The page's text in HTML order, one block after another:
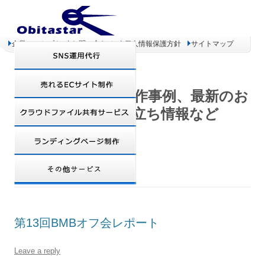
企業コンセプト お問い合わせ 個人情報保護方針 サイトマップ
オビタスター 制作事例、最新のお
得情報、お役立ち情報など
TAG ARCHIVES:にゃうウオッチ
第13回BMBオフ会レポート
Leave a reply